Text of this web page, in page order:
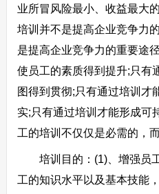
业所冒风险最小、收益最大
培训并不是提高企业竞争力
是提高企业竞争力的重要途
使员工的素质得到提升;只有
图得到贯彻;只有通过培训才
实;只有通过培训才能形成可
工的培训不仅仅是必需的，
培训目的：(1)、增强员
工的知识水平以及基本技能